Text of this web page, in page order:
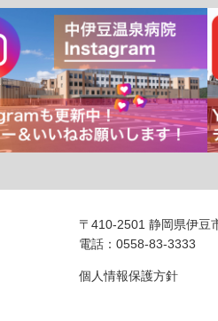
〒410-2501 静岡県伊豆
電話：0558-83-3333
個人情報保護方針